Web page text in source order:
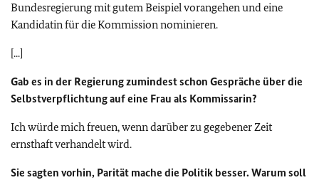
Bundesregierung mit gutem Beispiel vorangehen und eine
Kandidatin für die Kommission nominieren.
[...]
Gab es in der Regierung zumindest schon Gespräche über die
Selbstverpflichtung auf eine Frau als Kommissarin?
Ich würde mich freuen, wenn darüber zu gegebener Zeit
ernsthaft verhandelt wird.
Sie sagten vorhin, Parität mache die Politik besser. Warum soll